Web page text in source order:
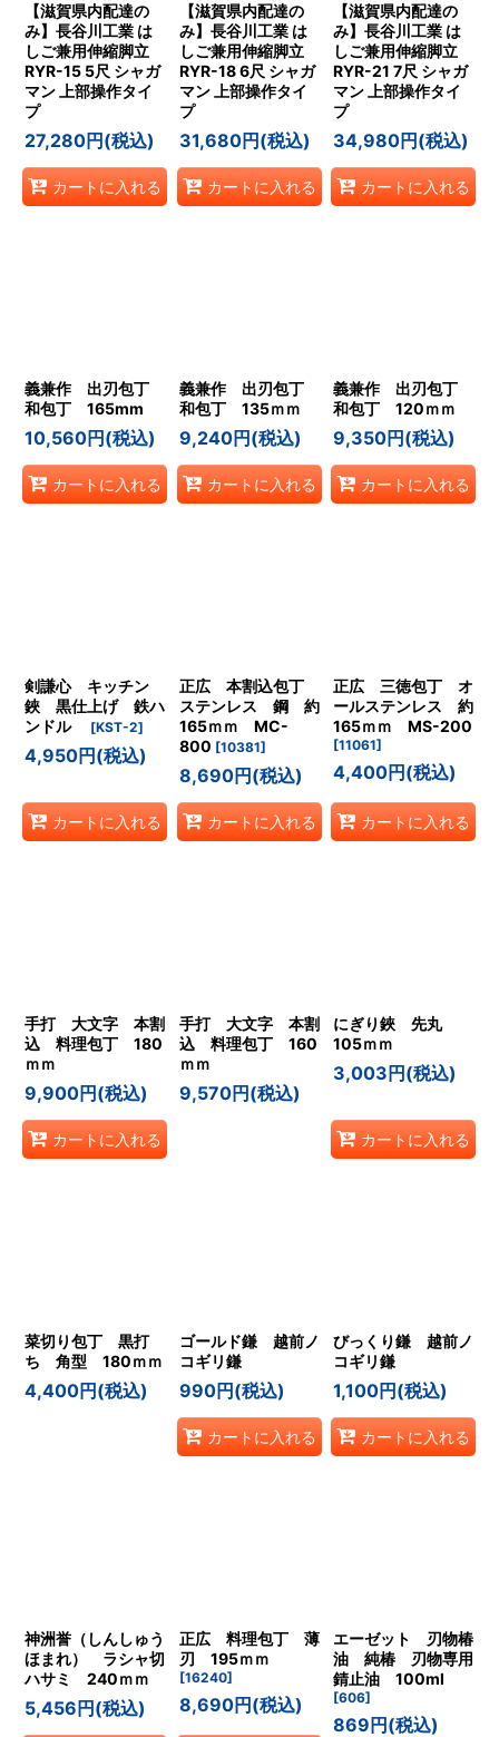
【滋賀県内配達の
み】長谷川工業 は
しご兼用伸縮脚立
RYR-15 5尺 シャガ
マン 上部操作タイ
プ
27,280円 (税込)
カートに入れる
【滋賀県内配達の
み】長谷川工業 は
しご兼用伸縮脚立
RYR-18 6尺 シャガ
マン 上部操作タイ
プ
31,680円 (税込)
カートに入れる
【滋賀県内配達の
み】長谷川工業 は
しご兼用伸縮脚立
RYR-21 7尺 シャガ
マン 上部操作タイ
プ
34,980円 (税込)
カートに入れる
義兼作 出刃包丁
和包丁 165mm
10,560円 (税込)
カートに入れる
義兼作 出刃包丁
和包丁 135ｍｍ
9,240円 (税込)
カートに入れる
義兼作 出刃包丁
和包丁 120ｍｍ
9,350円 (税込)
カートに入れる
剣謙心 キッチン
鋏 黒仕上げ 鉄ハ
ンドル
[KST-2]
4,950円 (税込)
カートに入れる
正広 本割込包丁
ステンレス 鋼 約
165ｍｍ MC-
800 [10381]
8,690円 (税込)
カートに入れる
正広 三徳包丁 オ
ールステンレス 約
165ｍｍ MS-200
[11061]
4,400円 (税込)
カートに入れる
手打 大文字 本割
込 料理包丁 180
ｍｍ
9,900円 (税込)
カートに入れる
手打 大文字 本割
込 料理包丁 160
ｍｍ
9,570円 (税込)
にぎり鋏 先丸
105ｍｍ
3,003 円 (税込)
カートに入れる
菜切り包丁 黒打
ち 角型 180ｍｍ
4,400円 (税込)
ゴールド鎌 越前ノ
コギリ鎌
990円 (税込)
カートに入れる
びっくり鎌 越前ノ
コギリ鎌
1,100円 (税込)
カートに入れる
神洲誉（しんしゅう
ほまれ） ラシャ切
ハサミ 240ｍｍ
5,456 円 (税込)
正広 料理包丁 薄
刃 195ｍｍ
[16240]
8,690円 (税込)
エーゼット 刃物椿
油 純椿 刃物専用
錆止油 100ml
[606]
869 円 (税込)